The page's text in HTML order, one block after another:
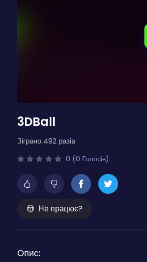
3DBall
Зіграно 492 разів.
0 (0 Голосів)
Не працює?
Опис: